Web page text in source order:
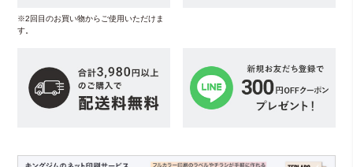
※2回目のお買い物からご使用いただけま
す。